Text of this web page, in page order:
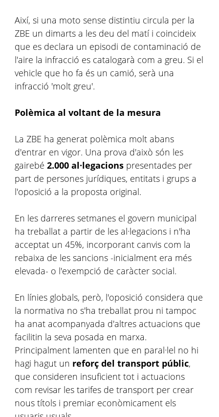
Així, si una moto sense distintiu circula per la
ZBE un dimarts a les deu del matí i coincideix
que es declara un episodi de contaminació de
l'aire la infracció es catalogarà com a greu. Si el
vehicle que ho fa és un camió, serà una
infracció 'molt greu'.
Polèmica al voltant de la mesura
La ZBE ha generat polèmica molt abans
d'entrar en vigor. Una prova d'això són les
gairebé 2.000 al·legacions presentades per
part de persones jurídiques, entitats i grups a
l'oposició a la proposta original.
En les darreres setmanes el govern municipal
ha treballat a partir de les al·legacions i n'ha
acceptat un 45%, incorporant canvis com la
rebaixa de les sancions -inicialment era més
elevada- o l'exempció de caràcter social.
En línies globals, però, l'oposició considera que
la normativa no s'ha treballat prou ni tampoc
ha anat acompanyada d'altres actuacions que
facilitin la seva posada en marxa.
Principalment lamenten que en paral·lel no hi
hagi hagut un reforç del transport públic,
que consideren insuficient tot i actuacions
com revisar les tarifes de transport per crear
nous títols i premiar econòmicament els